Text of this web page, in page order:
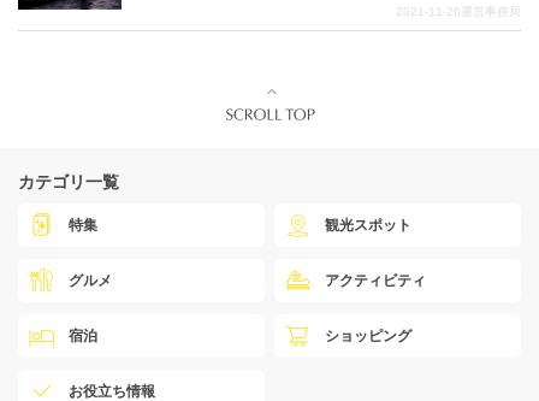
2021-11-26運営事務局
カテゴリ一覧
特集 観光スポット
グルメ アクティビティ
宿泊 ショッピング
お役立ち情報